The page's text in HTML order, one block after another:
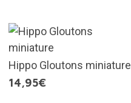
Hippo Gloutons miniature
14,95€